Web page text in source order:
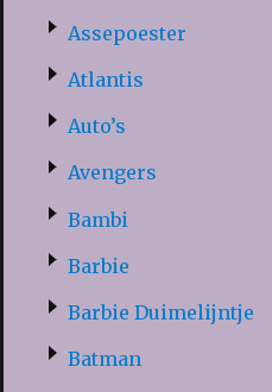
Assepoester
Atlantis
Auto’s
Avengers
Bambi
Barbie
Barbie Duimelijntje
Batman